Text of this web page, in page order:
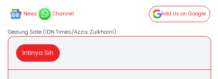
News Channel Add Us on Google
Gedung Sate (IDN Times/Azzis Zulkhairil)
Intinya Sih